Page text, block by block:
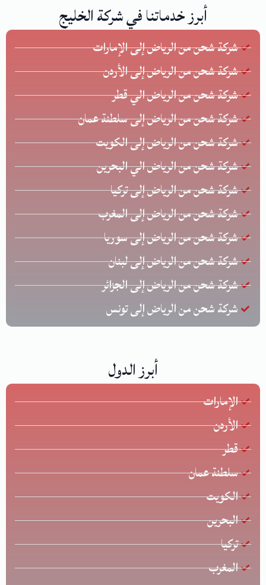
أبرز خدماتنا في شركة الخليج
شركة شحن من الرياض إلى الإمارات
شركة شحن من الرياض إلى الأردن
شركة شحن من الرياض الي قطر
شركة شحن من الرياض إلى سلطنة عمان
شركة شحن من الرياض إلى الكويت
شركة شحن من الرياض الي البحرين
شركة شحن من الرياض إلى تركيا
شركة شحن من الرياض إلى المغرب
شركة شحن من الرياض إلى سوريا
شركة شحن من الرياض إلى لبنان
شركة شحن من الرياض إلى الجزائر
شركة شحن من الرياض إلى تونس
أبرز الدول
الإمارات
الأردن
قطر
سلطنة عمان
الكويت
البحرين
تركيا
المغرب